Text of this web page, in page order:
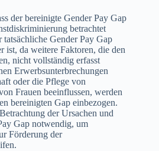
der bereinigte Gender Pay Gap
betrachtet
Gender Pay Gap
ist, da weitere Faktoren, die den
nicht vollständig erfasst
Erwerbsunterbrechungen
oder die Pflege von
Frauen beeinflussen, werden
bereinigten Gap einbezogen.
der Ursachen und
Gap notwendig, um
Förderung der